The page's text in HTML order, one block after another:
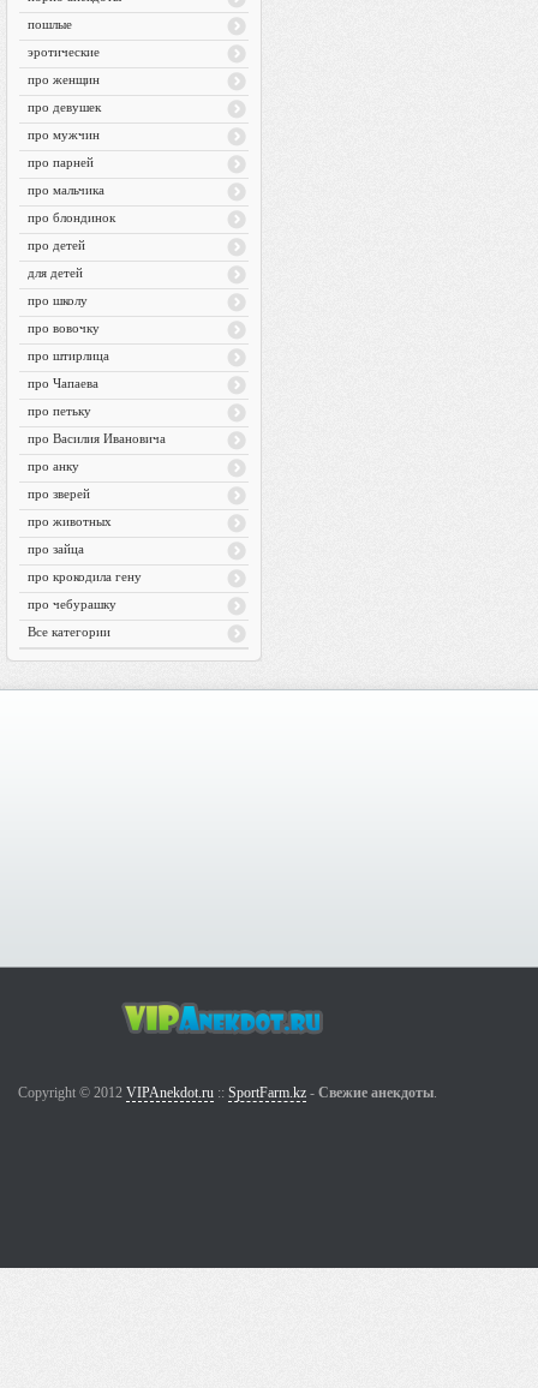
пошлые
эротические
про женщин
про девушек
про мужчин
про парней
про мальчика
про блондинок
про детей
для детей
про школу
про вовочку
про штирлица
про Чапаева
про петьку
про Василия Ивановича
про анку
про зверей
про животных
про зайца
про крокодила гену
про чебурашку
Все категории
Copyright © 2012 VIPAnekdot.ru :: SportFarm.kz - Свежие анекдоты.